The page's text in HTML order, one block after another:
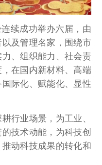
续成功举办六届，由
及管理名家，围绕市
、组织能力、社会责
在国内新材料、高端
际化、赋能化、显性
行业场景，为工业、
技术动能，为科技创
动科技成果的转化和